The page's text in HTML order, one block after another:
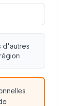
d'autres